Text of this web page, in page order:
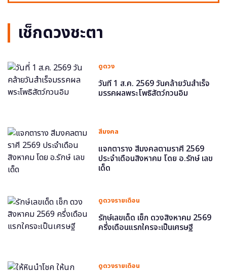
เช็กดวงชะตา
ดูดวง
วันที่ 1 ส.ค. 2569 วันคล้ายวันสำเร็จ
มรรคผลพระโพธิสัตว์กวนอิม
สีมงคล
แจกตาราง สีมงคลตามราศี 2569
ประจำเดือนสิงหาคม โดย อ.รักษ์ เลข
เด็ด
ดูดวงรายเดือน
รักษ์เลขเด็ด เช็ก ดวงสิงหาคม 2569
ครึ่งเดือนแรกใครจะเป็นเศรษฐี
ดูดวงรายเดือน